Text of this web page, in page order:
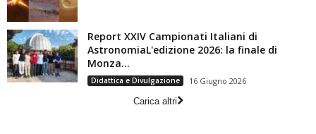
Report XXIV Campionati Italiani di
AstronomiaL'edizione 2026: la finale di
Monza...
Didattica e Divulgazione
16 Giugno 2026
Carica altri